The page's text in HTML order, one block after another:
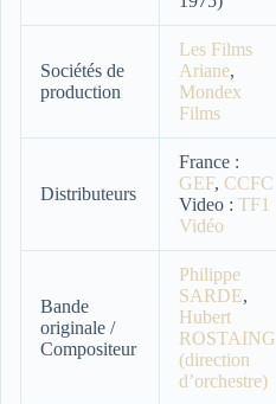
Sociétés de
production
Les Films
Ariane,
Mondex
Films
Distributeurs
France :
GEF, CCFC
Video : TF1
Vidéo
Bande
originale /
Compositeur
Philippe
SARDE,
Hubert
ROSTAING
(direction
d’orchestre)